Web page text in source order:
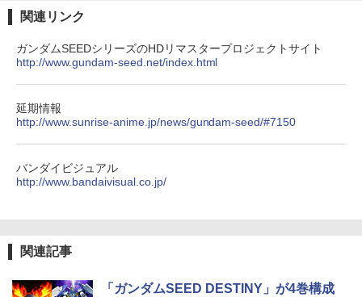
関連リンク
ガンダムSEEDシリーズのHDリマスタープロジェクトサイト
http://www.gundam-seed.net/index.html
延期情報
http://www.sunrise-anime.jp/news/gundam-seed/#7150
バンダイビジュアル
http://www.bandaivisual.co.jp/
関連記事
「ガンダムSEED DESTINY」が4巻構成